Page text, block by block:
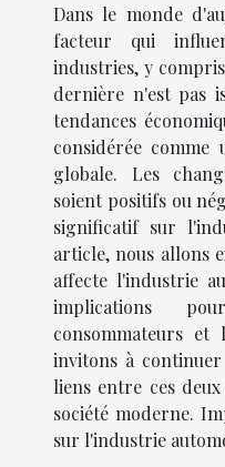
Dans le monde
facteur qui
industries, y
dernière n'est pas
tendances
considérée comme
globale. Les
soient positifs ou
significatif sur
article, nous allons
affecte l'industrie
implications
consommateurs et
invitons à
liens entre ces
société moderne.
sur l'industrie